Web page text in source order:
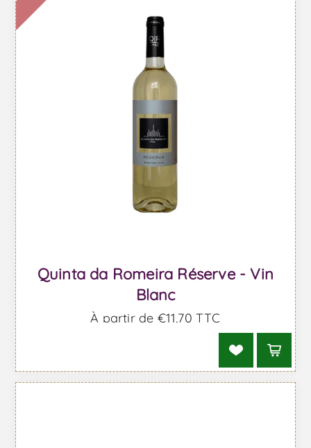
Quinta da Romeira Réserve - Vin
Blanc
À partir de €11,70 TTC